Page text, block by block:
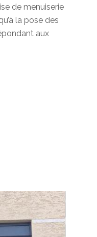
de menuiserie
la pose des
aux